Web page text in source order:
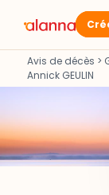
Avis de décès >
Annick GEULIN